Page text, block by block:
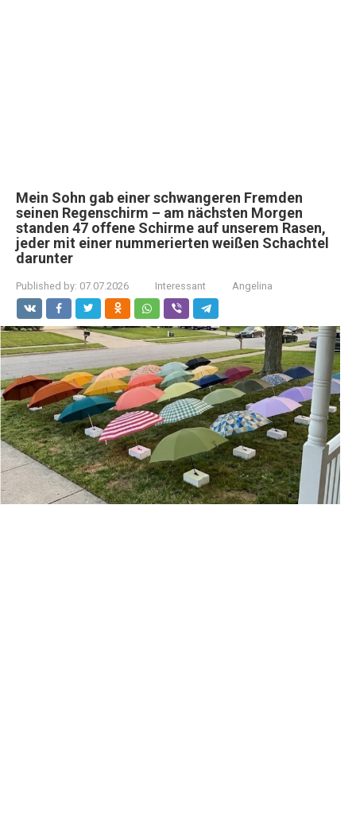
Mein Sohn gab einer schwangeren Fremden
seinen Regenschirm – am nächsten Morgen
standen 47 offene Schirme auf unserem Rasen,
jeder mit einer nummerierten weißen Schachtel
darunter
Published by: 07.07.2026 Interessant Angelina